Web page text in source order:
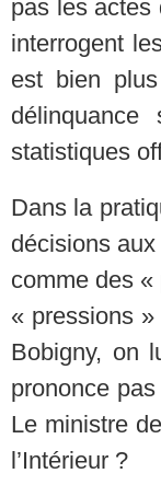
pas les actes
interrogent
est bien
statistiques
Dans la
décisions
comme des
« pressions
Bobigny, on
prononce
Le ministre
l’Intérieur ?